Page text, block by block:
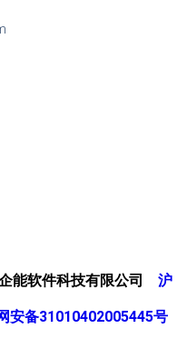
能软件科技有限公司 沪
安备31010402005445号